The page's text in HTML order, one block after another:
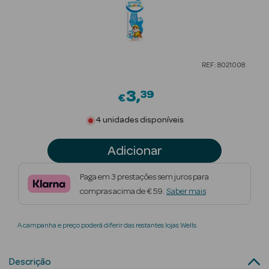
Beauty Season
Beauty Season
Nutricosmética
Perfumes
Beauty Season
REF: 8021008
€3 39
4 unidades disponíveis
Adicionar
Paga em 3 prestações sem juros para
compras acima de € 59. Saber mais
A campanha e preço poderá diferir das restantes lojas Wells.
Descrição